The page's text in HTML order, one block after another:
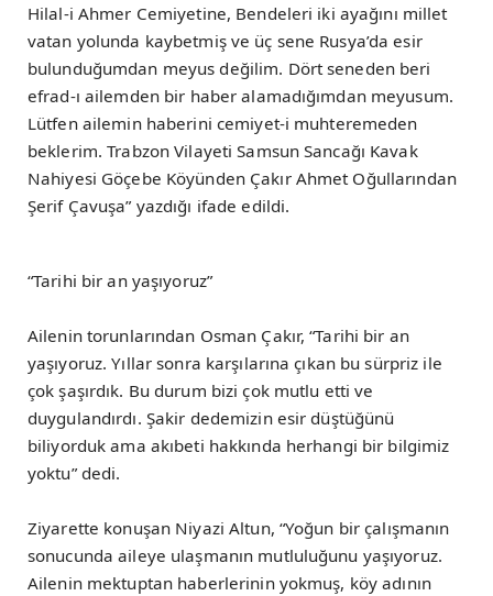
Hilal-i Ahmer Cemiyetine, Bendeleri iki ayağını millet
vatan yolunda kaybetmiş ve üç sene Rusya’da esir
bulunduğumdan meyus değilim. Dört seneden beri
efrad-ı ailemden bir haber alamadığımdan meyusum.
Lütfen ailemin haberini cemiyet-i muhteremeden
beklerim. Trabzon Vilayeti Samsun Sancağı Kavak
Nahiyesi Göçebe Köyünden Çakır Ahmet Oğullarından
Şerif Çavuşa” yazdığı ifade edildi.
“Tarihi bir an yaşıyoruz”
Ailenin torunlarından Osman Çakır, “Tarihi bir an
yaşıyoruz. Yıllar sonra karşılarına çıkan bu sürpriz ile
çok şaşırdık. Bu durum bizi çok mutlu etti ve
duygulandırdı. Şakir dedemizin esir düştüğünü
biliyorduk ama akıbeti hakkında herhangi bir bilgimiz
yoktu” dedi.
Ziyarette konuşan Niyazi Altun, “Yoğun bir çalışmanın
sonucunda aileye ulaşmanın mutluluğunu yaşıyoruz.
Ailenin mektuptan haberlerinin yokmuş, köy adının